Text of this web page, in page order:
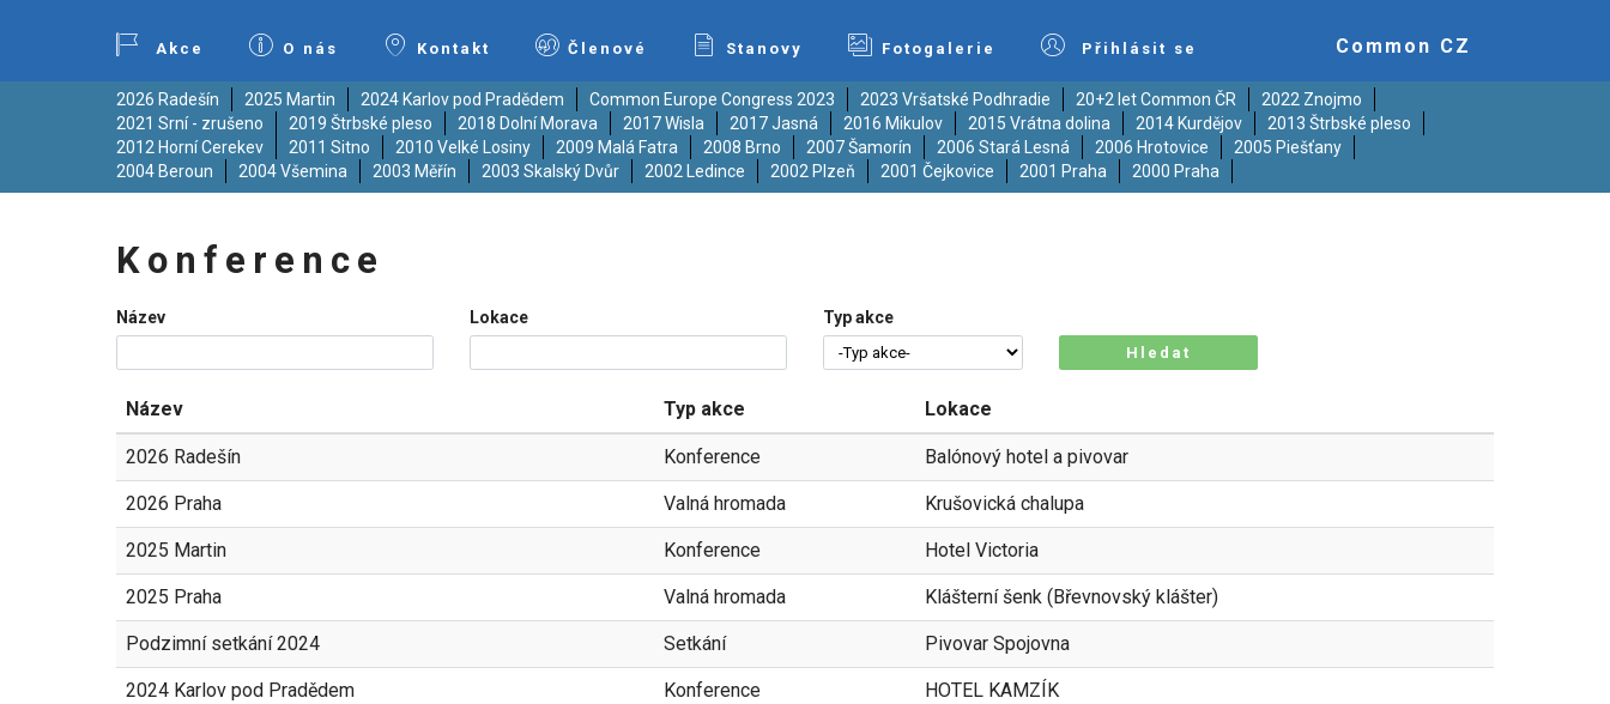
Akce O nás Kontakt Členové Stanovy Fotogalerie Přihlásit se Common CZ
2026 Radešín 2025 Martin 2024 Karlov pod Pradědem Common Europe Congress 2023 2023 Vršatské Podhradie 20+2 let Common ČR
2022 Znojmo
2021 Srní - zrušeno
2019 Štrbské pleso 2018 Dolní Morava 2017 Wisla 2017 Jasná 2016 Mikulov 2015 Vrátna dolina 2014 Kurdějov
2013 Štrbské pleso
2012 Horní Cerekev
2011 Sitno 2010 Velké Losiny 2009 Malá Fatra 2008 Brno 2007 Šamorín 2006 Stará Lesná 2006 Hrotovice
2005 Piešťany
2004 Beroun
2004 Všemina 2003 Měřín 2003 Skalský Dvůr 2002 Ledince 2002 Plzeň 2001 Čejkovice 2001 Praha 2000 Praha
Konference
Název Lokace Typ akce
Hledat
Název Typ akce Lokace
2026 Radešín Konference Balónový hotel a pivovar
2026 Praha Valná hromada Krušovická chalupa
2025 Martin Konference Hotel Victoria
2025 Praha Valná hromada Klášterní šenk (Břevnovský klášter)
Podzimní setkání 2024 Setkání Pivovar Spojovna
2024 Karlov pod Pradědem Konference HOTEL KAMZÍK